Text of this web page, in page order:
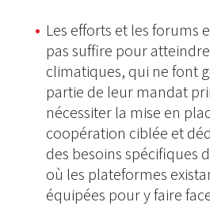
Les efforts et les forums
pas suffire pour
climatiques, qui ne font
partie de leur mandat
nécessiter la mise en
coopération ciblée et
des besoins spécifiques
où les plateformes
équipées pour y faire